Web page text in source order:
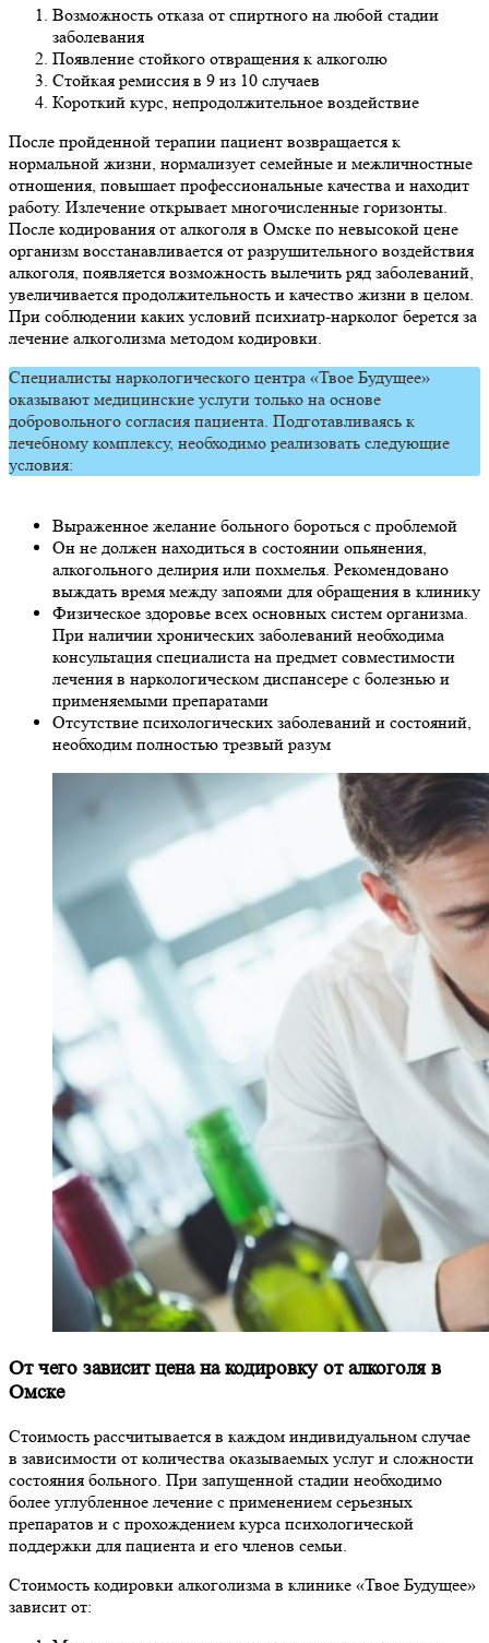
Возможность отказа от спиртного на любой стадии
заболевания
Появление стойкого отвращения к алкоголю
Стойкая ремиссия в 9 из 10 случаев
Короткий курс, непродолжительное воздействие
После пройденной терапии пациент возвращается к
нормальной жизни, нормализует семейные и межличностные
отношения, повышает профессиональные качества и находит
работу. Излечение открывает многочисленные горизонты.
После кодирования от алкоголя в Омске по невысокой цене
организм восстанавливается от разрушительного воздействия
алкоголя, появляется возможность вылечить ряд заболеваний,
увеличивается продолжительность и качество жизни в целом.
При соблюдении каких условий психиатр-нарколог берется за
лечение алкоголизма методом кодировки.
Специалисты наркологического центра «Твое Будущее»
оказывают медицинские услуги только на основе
добровольного согласия пациента. Подготавливаясь к
лечебному комплексу, необходимо реализовать следующие
условия:
Выраженное желание больного бороться с проблемой
Он не должен находиться в состоянии опьянения,
алкогольного делирия или похмелья. Рекомендовано
выждать время между запоями для обращения в клинику
Физическое здоровье всех основных систем организма.
При наличии хронических заболеваний необходима
консультация специалиста на предмет совместимости
лечения в наркологическом диспансере с болезнью и
применяемыми препаратами
Отсутствие психологических заболеваний и состояний,
необходим полностью трезвый разум
От чего зависит цена на кодировку от алкоголя в
Омске
Стоимость рассчитывается в каждом индивидуальном случае
в зависимости от количества оказываемых услуг и сложности
состояния больного. При запущенной стадии необходимо
более углубленное лечение с применением серьезных
препаратов и с прохождением курса психологической
поддержки для пациента и его членов семьи.
Стоимость кодировки алкоголизма в клинике «Твое Будущее»
зависит от: